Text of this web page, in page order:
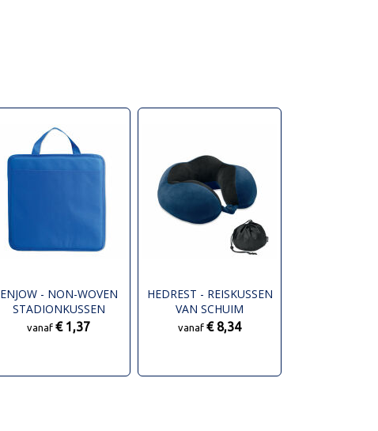
ENJOW - NON-WOVEN
STADIONKUSSEN
vanaf€ 1,37
HEDREST - REISKUSSEN
VAN SCHUIM
vanaf€ 8,34